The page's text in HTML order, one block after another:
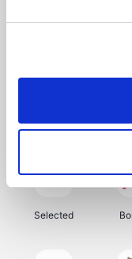
Samsung
Selected